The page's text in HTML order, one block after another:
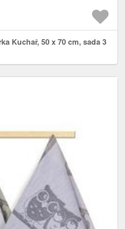
Kuchař, 50 x 70 cm, sada 3